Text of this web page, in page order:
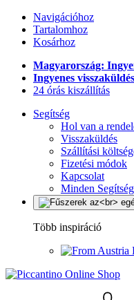
Navigációhoz
Tartalomhoz
Kosárhoz
Magyarország:
Ingyenes visszaküldés
24 órás kiszállítás
Segítség
Hol van a
Visszaküldés
Szállítási
Fizetési módok
Kapcsolat
Minden
Több inspiráció